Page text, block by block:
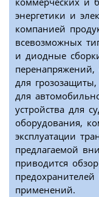
энергетики и
компанией
всевозможных
и диодные
для
для
устройства для
оборудования,
эксплуатации
предлагаемой
приводится
применений.